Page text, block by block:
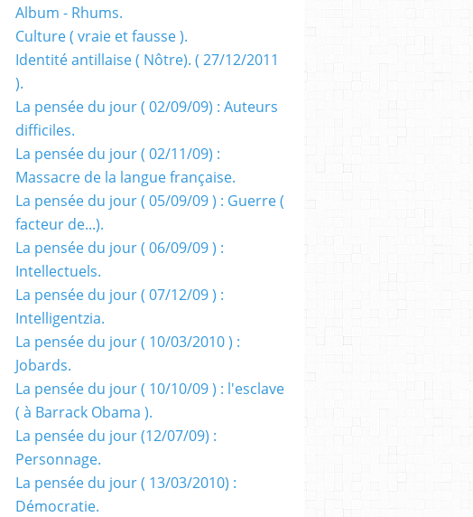
Album - Rhums.
Culture ( vraie et fausse ).
Identité antillaise ( Nôtre). ( 27/12/2011
).
La pensée du jour ( 02/09/09) : Auteurs
difficiles.
La pensée du jour ( 02/11/09) :
Massacre de la langue française.
La pensée du jour ( 05/09/09 ) : Guerre (
facteur de...).
La pensée du jour ( 06/09/09 ) :
Intellectuels.
La pensée du jour ( 07/12/09 ) :
Intelligentzia.
La pensée du jour ( 10/03/2010 ) :
Jobards.
La pensée du jour ( 10/10/09 ) : l'esclave
( à Barrack Obama ).
La pensée du jour (12/07/09) :
Personnage.
La pensée du jour ( 13/03/2010) :
Démocratie.